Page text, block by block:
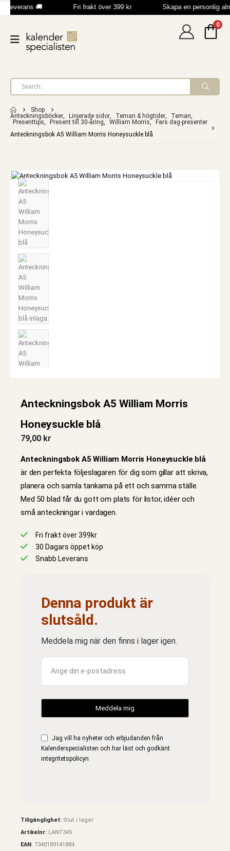
leverans 🚚 Fri frakt över 399 kr Skapa en personlig
0
Shop
Anteckningsböcker, Linjerade sidor, Teman & högtider, Teman,
Presenttips, Present till 30-åring, William Morris,
Fars dag-presenter
Anteckningsbok A5 William Morris Honeysuckle blå
Anteckningsbok A5 William Morris
Honeysuckle blå
79,00 kr
Anteckningsbok A5 William Morris Honeysuckle blå
är den perfekta följeslagaren för dig som gillar att skriva,
planera och samla tankarna på ett och samma ställe.
Med 50 blad får du gott om plats för listor, idéer och
små anteckningar i vardagen.
Fri frakt över 399kr
30 Dagars öppet köp
Snabb Leverans
Denna produkt är
slutsåld.
Meddela mig när den finns i lager igen.
Jag vill ha nyheter och erbjudanden från
Kalenderspecialisten och har läst och godkänt
integritetspolicyn
Tillgänglighet: Slut i lager
Artikelnr: LANT345
EAN: 7340189141884